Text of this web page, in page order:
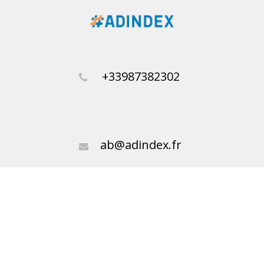
+33987382302
ab@adindex.fr